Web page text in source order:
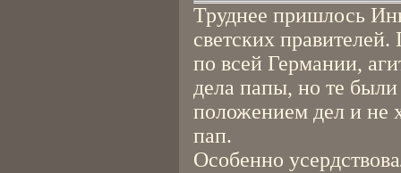
Труднее пришлось
светских
по всей Германии,
дела папы, но те
положением дел и не
пап.
Особенно